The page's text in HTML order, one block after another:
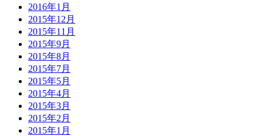
2016年1月
2015年12月
2015年11月
2015年9月
2015年8月
2015年7月
2015年5月
2015年4月
2015年3月
2015年2月
2015年1月